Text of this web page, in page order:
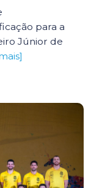
para a
Júnior de